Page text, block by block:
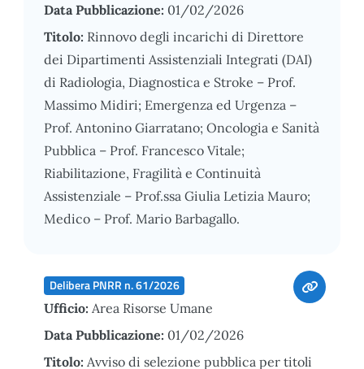
Data Pubblicazione: 01/02/2026
Titolo: Rinnovo degli incarichi di Direttore
dei Dipartimenti Assistenziali Integrati (DAI)
di Radiologia, Diagnostica e Stroke – Prof.
Massimo Midiri; Emergenza ed Urgenza –
Prof. Antonino Giarratano; Oncologia e Sanità
Pubblica – Prof. Francesco Vitale;
Riabilitazione, Fragilità e Continuità
Assistenziale – Prof.ssa Giulia Letizia Mauro;
Medico – Prof. Mario Barbagallo.
Delibera PNRR n. 61/2026
Ufficio: Area Risorse Umane
Data Pubblicazione: 01/02/2026
Titolo: Avviso di selezione pubblica per titoli